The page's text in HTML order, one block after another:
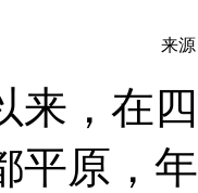
来
来，在
平原，